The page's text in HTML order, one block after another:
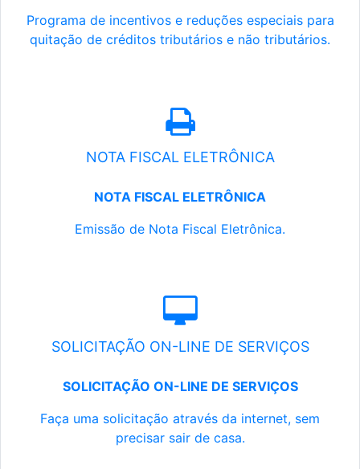
Programa de incentivos e reduções especiais para
quitação de créditos tributários e não tributários.
NOTA FISCAL ELETRÔNICA
NOTA FISCAL ELETRÔNICA
Emissão de Nota Fiscal Eletrônica.
SOLICITAÇÃO ON-LINE DE SERVIÇOS
SOLICITAÇÃO ON-LINE DE SERVIÇOS
Faça uma solicitação através da internet, sem
precisar sair de casa.